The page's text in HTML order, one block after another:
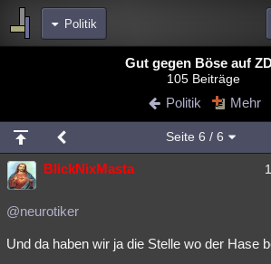
Politik
Blogs Videos
Chat Wiki Neuigkeiten
meine Rubriken
Menschen Wissenschaft
Spiritualität
Natur Umfragen Unterhaltung
Gut gegen Böse auf
105 Beiträge
Politik Mehr
Seite 6 / 6
BlickNixMasta
@neurotiker
Und da haben wir ja die Stelle wo der Hase